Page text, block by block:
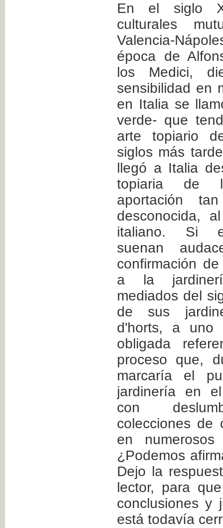
En el siglo
culturales
Valencia-
época de
los Medici,
sensibilidad en
en Italia se
verde- que
arte topiario
siglos más
llegó a Italia
topiaria de
aportación
desconocida,
italiano. Si
suenan
confirmación
a la
mediados del
de sus
d'horts, a uno
obligada
proceso que,
marcaría el
jardinería en
con
colecciones de
en numerosos
¿Podemos
Dejo la
lector, para
conclusiones y
está todavía